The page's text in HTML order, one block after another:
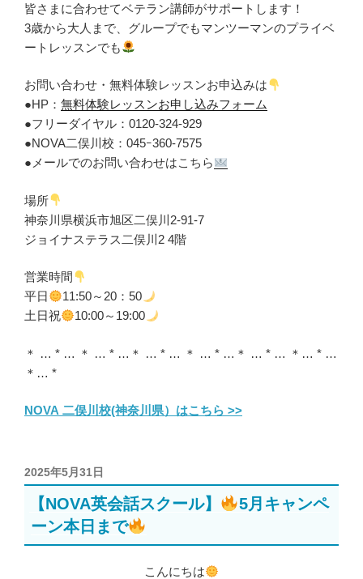
皆さまに合わせてベテラン講師がサポートします！
3歳から大人まで、グループでもマンツーマンのプライベ
ートレッスンでも
お問い合わせ・無料体験レッスンお申込みは
●HP： 無料体験レッスンお申し込みフォーム
●フリーダイヤル：0120-324-929
●NOVA二俣川校：045ｰ360-7575
●メールでのお問い合わせはこちら
場所
神奈川県横浜市旭区二俣川2-91-7
ジョイナステラス二俣川2 4階
営業時間
平日
11:50～20：50
土日祝
10:00～19:00
＊ … * … ＊ … * …＊ … * … ＊ … * …＊ … * … ＊… * …
＊… *
NOVA 二俣川校(神奈川県）はこちら >>
投
稿
2025年5月31日
【NOVA英会話スクール】
5月キャンペ
ーン本日まで
こんにちは